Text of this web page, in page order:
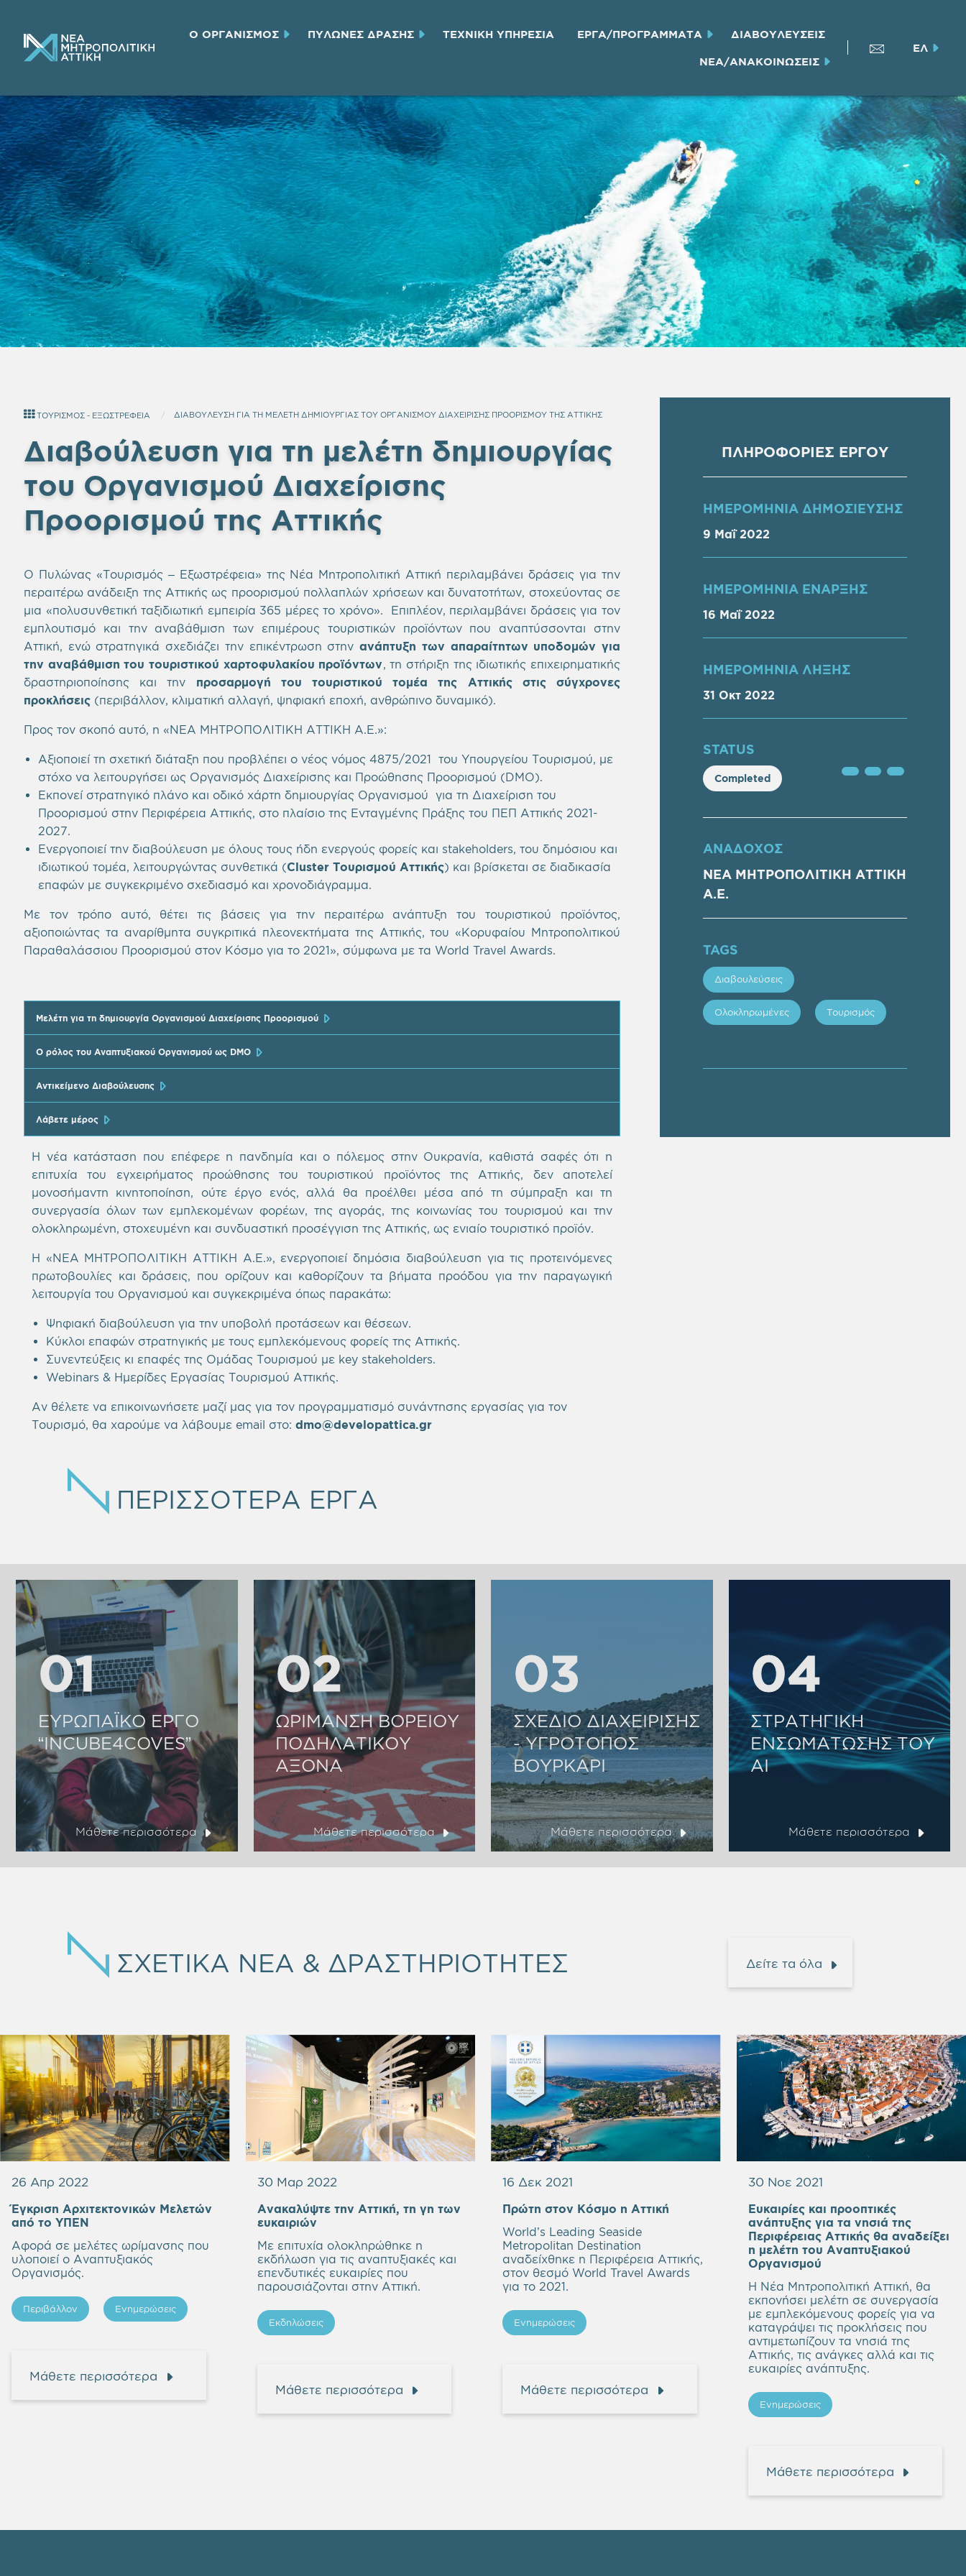
Ο ΟΡΓΑΝΙΣΜΟΣ ΠΥΛΩΝΕΣ ΔΡΑΣΗΣ ΤΕΧΝΙΚH ΥΠΗΡΕΣΙA ΕΡΓΑ/ΠΡΟΓΡΑΜΜΑΤΑ ΔΙΑΒΟΥΛΕΥΣΕΙΣ
ΝΕΑ/ΑΝΑΚΟΙΝΩΣΕΙΣ
ΕΛ
ΤΟΥΡΙΣΜΟΣ - ΕΞΩΣΤΡΕΦΕΙΑ ΔΙΑΒΟΥΛΕΥΣΗ ΓΙΑ ΤΗ ΜΕΛΕΤΗ ΔΗΜΙΟΥΡΓΙΑΣ ΤΟΥ ΟΡΓΑΝΙΣΜΟΥ ΔΙΑΧΕΙΡΙΣΗΣ ΠΡΟΟΡΙΣΜΟΥ ΤΗΣ ΑΤΤΙΚΗΣ
Διαβούλευση για τη μελέτη δημιουργίας
του Οργανισμού Διαχείρισης
Προορισμού της Αττικής
Ο Πυλώνας «Τουρισμός – Εξωστρέφεια» της Νέα Μητροπολιτική Αττική περιλαμβάνει δράσεις για την
περαιτέρω ανάδειξη της Αττικής ως προορισμού πολλαπλών χρήσεων και δυνατοτήτων, στοχεύοντας σε
μια «πολυσυνθετική ταξιδιωτική εμπειρία 365 μέρες το χρόνο». Επιπλέον, περιλαμβάνει δράσεις για τον
εμπλουτισμό και την αναβάθμιση των επιμέρους τουριστικών προϊόντων που αναπτύσσονται στην
Αττική, ενώ στρατηγικά σχεδιάζει την επικέντρωση στηνανάπτυξη των απαραίτητων υποδομών για
την αναβάθμιση του τουριστικού χαρτοφυλακίου προϊόντων, τη στήριξη της ιδιωτικής επιχειρηματικής
δραστηριοποίησης και την προσαρμογή του τουριστικού τομέα της Αττικής στις σύγχρονες
προκλήσεις (περιβάλλον, κλιματική αλλαγή, ψηφιακή εποχή, ανθρώπινο δυναμικό).
Προς τον σκοπό αυτό, η «ΝΕΑ ΜΗΤΡΟΠΟΛΙΤΙΚΗ ΑΤΤΙΚΗ Α.Ε.»:
Αξιοποιεί τη σχετική διάταξη που προβλέπει ο νέος νόμος 4875/2021 του Υπουργείου Τουρισμού, με
στόχο να λειτουργήσει ως Οργανισμός Διαχείρισης και Προώθησης Προορισμού (DMO).
Εκπονεί στρατηγικό πλάνο και οδικό χάρτη δημιουργίας Οργανισμού για τη Διαχείριση του
Προορισμού στην Περιφέρεια Αττικής, στο πλαίσιο της Ενταγμένης Πράξης του ΠΕΠ Αττικής 2021-
2027.
Ενεργοποιεί την διαβούλευση με όλους τους ήδη ενεργούς φορείς και stakeholders, του δημόσιου και
ιδιωτικού τομέα, λειτουργώντας συνθετικά (Cluster Τουρισμού Αττικής) και βρίσκεται σε διαδικασία
επαφών με συγκεκριμένο σχεδιασμό και χρονοδιάγραμμα.
Με τον τρόπο αυτό, θέτει τις βάσεις για την περαιτέρω ανάπτυξη του τουριστικού προϊόντος,
αξιοποιώντας τα αναρίθμητα συγκριτικά πλεονεκτήματα της Αττικής, του «Κορυφαίου Μητροπολιτικού
Παραθαλάσσιου Προορισμού στον Κόσμο για το 2021», σύμφωνα με τα World Travel Awards.
Μελέτη για τη δημιουργία Οργανισμού Διαχείρισης Προορισμού
Ο ρόλος του Αναπτυξιακού Οργανισμού ως DMO
Αντικείμενο Διαβούλευσης
Λάβετε μέρος
Η νέα κατάσταση που επέφερε η πανδημία και ο πόλεμος στην Ουκρανία, καθιστά σαφές ότι η
επιτυχία του εγχειρήματος προώθησης του τουριστικού προϊόντος της Αττικής, δεν αποτελεί
μονοσήμαντη κινητοποίηση, ούτε έργο ενός, αλλά θα προέλθει μέσα από τη σύμπραξη και τη
συνεργασία όλων των εμπλεκομένων φορέων, της αγοράς, της κοινωνίας του τουρισμού και την
ολοκληρωμένη, στοχευμένη και συνδυαστική προσέγγιση της Αττικής, ως ενιαίο τουριστικό προϊόν.
Η «ΝΕΑ ΜΗΤΡΟΠΟΛΙΤΙΚΗ ΑΤΤΙΚΗ Α.Ε.», ενεργοποιεί δημόσια διαβούλευση για τις προτεινόμενες
πρωτοβουλίες και δράσεις, που ορίζουν και καθορίζουν τα βήματα προόδου για την παραγωγική
λειτουργία του Οργανισμού και συγκεκριμένα όπως παρακάτω:
Ψηφιακή διαβούλευση για την υποβολή προτάσεων και θέσεων.
Κύκλοι επαφών στρατηγικής με τους εμπλεκόμενους φορείς της Αττικής.
Συνεντεύξεις κι επαφές της Ομάδας Τουρισμού με key stakeholders.
Webinars & Ημερίδες Εργασίας Τουρισμού Αττικής.
Αν θέλετε να επικοινωνήσετε μαζί μας για τον προγραμματισμό συνάντησης εργασίας για τον
Τουρισμό, θα χαρούμε να λάβουμε email στο: dmo@developattica.gr
ΠΛΗΡΟΦΟΡΙΕΣ ΕΡΓΟΥ
ΗΜΕΡΟΜΗΝΙΑ ΔΗΜΟΣΙΕΥΣΗΣ
9 Μαΐ 2022
ΗΜΕΡΟΜΗΝΙΑ ΕΝΑΡΞΗΣ
16 Μαΐ 2022
ΗΜΕΡΟΜΗΝΙΑ ΛΗΞΗΣ
31 Οκτ 2022
STATUS
Completed
ΑΝΑΔΟΧΟΣ
ΝΕΑ ΜΗΤΡΟΠΟΛΙΤΙΚΗ ΑΤΤΙΚΗ
Α.Ε.
TAGS
Διαβουλεύσεις
Ολοκληρωμένες Τουρισμός
EMPTY
ΠΕΡΙΣΣΟΤΕΡΑ ΕΡΓΑ
01
01
ΕΥΡΩΠΑΪΚΟ ΕΡΓΟ
“INCUBE4COVES”
Μάθετε περισσότερα
02
02
ΩΡΙΜΑΝΣΗ ΒΟΡΕΙΟΥ
ΠΟΔΗΛΑΤΙΚΟΥ
ΑΞΟΝΑ
Μάθετε περισσότερα
03
03
ΣΧΕΔΙΟ ΔΙΑΧΕΙΡΙΣΗΣ
- ΥΓΡΟΤΟΠΟΣ
ΒΟΥΡΚΑΡΙ
Μάθετε περισσότερα
04
04
ΣΤΡΑΤΗΓΙΚΗ
ΕΝΣΩΜΑΤΩΣΗΣ ΤΟΥ
ΑΙ
Μάθετε περισσότερα
ΣΧΕΤΙΚΑ ΝΕΑ & ΔΡΑΣΤΗΡΙΟΤΗΤΕΣ Δείτε τα όλα
26 Απρ 2022
Έγκριση Αρχιτεκτονικών Μελετών
από το ΥΠΕΝ
Αφορά σε μελέτες ωρίμανσης που
υλοποιεί ο Αναπτυξιακός
Οργανισμός.
Περιβάλλον Ενημερώσεις
Μάθετε περισσότερα
30 Μαρ 2022
Ανακαλύψτε την Αττική, τη γη των
ευκαιριών
Με επιτυχία ολοκληρώθηκε η
εκδήλωση για τις αναπτυξιακές και
επενδυτικές ευκαιρίες που
παρουσιάζονται στην Αττική.
Εκδηλώσεις
Μάθετε περισσότερα
16 Δεκ 2021
Πρώτη στον Κόσμο η Αττική
World’s Leading Seaside
Metropolitan Destination
αναδείχθηκε η Περιφέρεια Αττικής,
στον θεσμό World Travel Awards
για το 2021.
Ενημερώσεις
Μάθετε περισσότερα
30 Νοε 2021
Ευκαιρίες και προοπτικές
ανάπτυξης για τα νησιά της
Περιφέρειας Αττικής θα αναδείξει
η μελέτη του Αναπτυξιακού
Οργανισμού
Η Νέα Μητροπολιτική Αττική, θα
εκπονήσει μελέτη σε συνεργασία
με εμπλεκόμενους φορείς για να
καταγράψει τις προκλήσεις που
αντιμετωπίζουν τα νησιά της
Αττικής, τις ανάγκες αλλά και τις
ευκαιρίες ανάπτυξης.
Ενημερώσεις
Μάθετε περισσότερα